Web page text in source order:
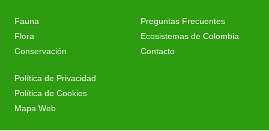
Fauna
Flora
Conservación
Preguntas Frecuentes
Ecosistemas de Colombia
Contacto
Política de Privacidad
Política de Cookies
Mapa Web